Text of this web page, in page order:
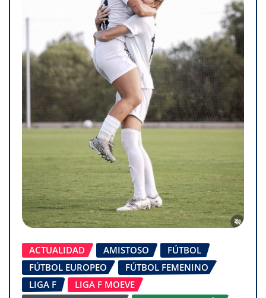
ACTUALIDAD AMISTOSO
FÚTBOL
FÚTBOL EUROPEO
FÚTBOL FEMENINO
LIGA F
LIGA F MOEVE